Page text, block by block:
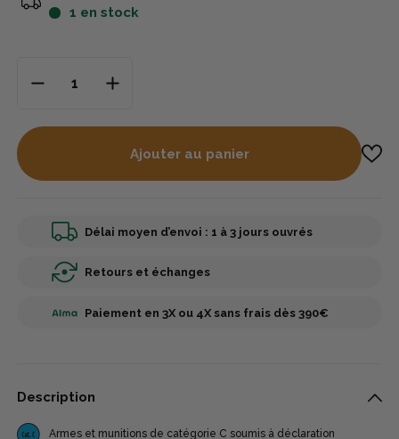
1 en stock
Ajouter au panier
Délai moyen d’envoi : 1 à 3 jours ouvrés
Retours et échanges
Paiement en 3X ou 4X sans frais dès 390€
Description
Armes et munitions de catégorie C soumis à déclaration